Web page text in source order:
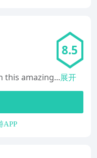
8.5
this amazing...展开
APP